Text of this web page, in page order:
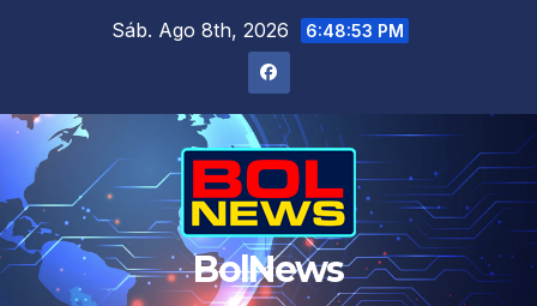
Sáb. Ago 8th, 2026 6:48:53 PM
BolNews